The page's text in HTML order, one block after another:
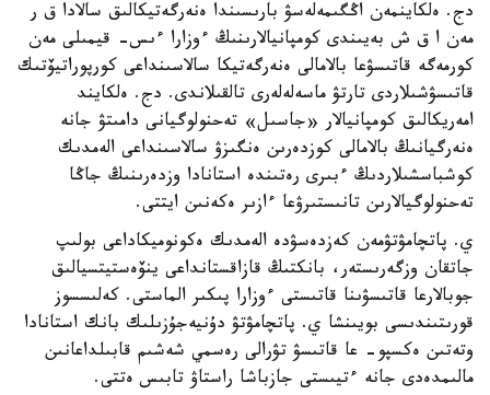
دج. ەلكاينمەن اڭگىمەلەسۋ بارىسىندا ەنەرگەتيكالىق سالادا ق ر
مەن ا ق ش بەيىندى كومپانيالارىنىڭ ءوزارا ءىس- قيمىلى مەن
كورمەگە قاتىسۋعا بالامالى ەنەرگەتيكا سالاسىنداعى كورپوراتيۆتىك
قاتىسۋشىلاردى تارتۋ ماسەلەلەرى تالقىلاندى. دج. ەلكايند
امەريكالىق كومپانيالار «جاسىل» تەحنولوگيانى دامىتۋ جانە
ەنەرگيانىڭ بالامالى كوزدەرىن ەنگىزۋ سالاسىنداعى الەمدىك
كوشباسشىلاردىڭ ءبىرى رەتىندە استانادا وزدەرىنىڭ جاڭا
تەحنولوگيالارىن تانىستىرۋعا ءازىر ەكەنىن ايتتى.
ي. پاتچامۋتۋمەن كەزدەسۋدە الەمدىك ەكونوميكاداعى بولىپ
جاتقان وزگەرىستەر، بانكتىڭ قازاقستانداعى ينۆەستيتسيالىق
جوبالارعا قاتىسۋىنا قاتىستى ءوزارا پىكىر الماستى. كەلىسسوز
قورىتىندىسى بويىنشا ي. پاتچامۋتۋ دۇنيەجۇزىلىك بانك استانادا
وتەتىن ەكسپو- عا قاتىسۋ تۋرالى رەسمي شەشىم قابىلداعانىن
مالىمدەدى جانە ءتيىستى جازباشا راستاۋ تابىس ەتتى.